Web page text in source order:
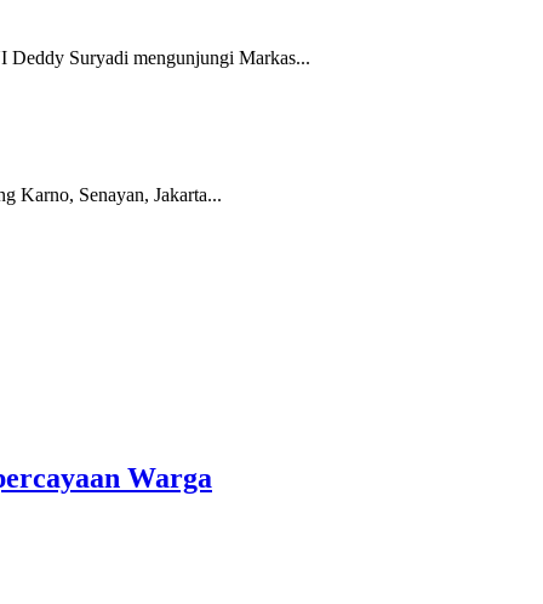
Suryadi mengunjungi Markas...
Karno, Senayan, Jakarta...
Warga